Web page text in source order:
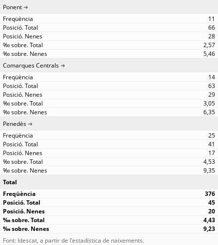
Ponent
11
66
28
2,57
5,46
Comarques Centrals
14
63
29
3,05
6,35
Penedès
25
41
17
4,53
9,35
Total
376
45
20
4,43
9,23
Font: Idescat, a partir de l'estadística de naixements.